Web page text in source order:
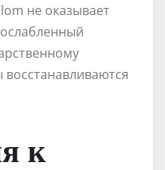
не оказывает
восстанавливаются
к